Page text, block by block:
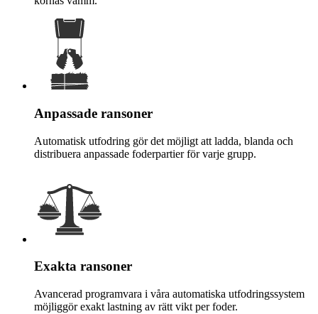
Anpassade ransoner
Automatisk utfodring gör det möjligt att ladda, blanda och
distribuera anpassade foderpartier för varje grupp.
Exakta ransoner
Avancerad programvara i våra automatiska utfodringssystem
möjliggör exakt lastning av rätt vikt per foder.